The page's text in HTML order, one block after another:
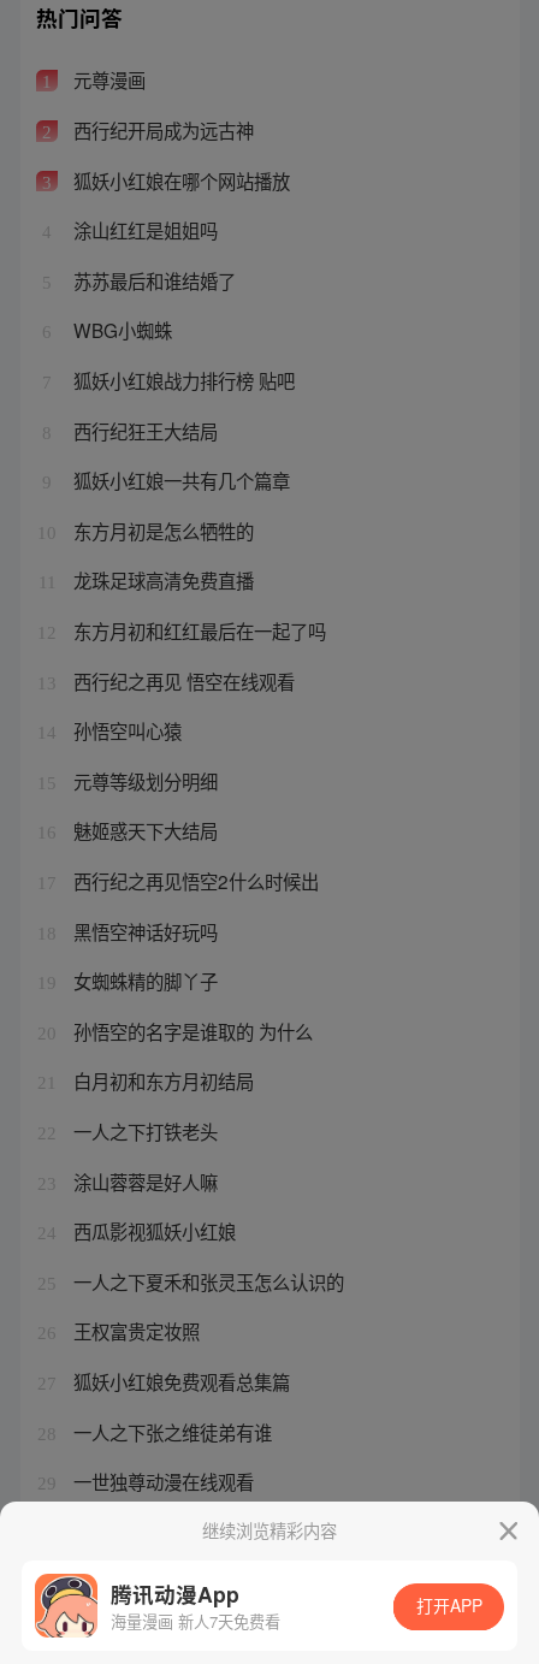
热门问答
1 元尊漫画
2 西行纪开局成为远古神
3 狐妖小红娘在哪个网站播放
4 涂山红红是姐姐吗
5 苏苏最后和谁结婚了
6 WBG小蜘蛛
7 狐妖小红娘战力排行榜 贴吧
8 西行纪狂王大结局
9 狐妖小红娘一共有几个篇章
10 东方月初是怎么牺牲的
龙珠足球高清免费直播
12 东方月初和红红最后在一起了吗
13 西行纪之再见 悟空在线观看
14 孙悟空叫心猿
15 元尊等级划分明细
16 魅姬惑天下大结局
17 西行纪之再见悟空2什么时候出
18 黑悟空神话好玩吗
19 女蜘蛛精的脚丫子
20 孙悟空的名字是谁取的 为什么
21 白月初和东方月初结局
22 一人之下打铁老头
23 涂山蓉蓉是好人嘛
24 西瓜影视狐妖小红娘
25 一人之下夏禾和张灵玉怎么认识的
26 王权富贵定妆照
27 狐妖小红娘免费观看总集篇
28 一人之下张之维徒弟有谁
29 一世独尊动漫在线观看
王权富贵清瞳的续缘同人文
继续浏览精彩内容
腾讯动漫App
海量漫画 新人7天免费看
打开APP